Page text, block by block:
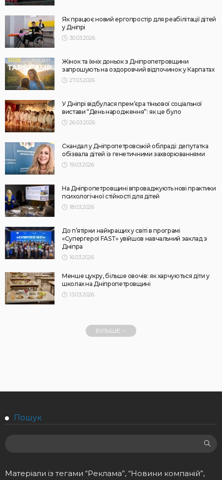
Як працює новий ергопростір для реабілітації дітей
у Дніпрі
30.03.2026
Жінок та їхніх доньок з Дніпропетровщини
запрошують на оздоровчий відпочинок у Карпатах
27.03.2026
У Дніпрі відбулася прем’єра тіньової соціальної
вистави “День народження”: як це було
26.03.2026
Скандал у Дніпропетровській облраді: депутатка
обізвала дітей із генетичними захворюваннями
19.03.2026
На Дніпропетровщині впроваджують нові практики
психологічної стійкості для дітей
18.03.2026
До п’ятірки найкращих у світі в програмі
«Супергерої FAST» увійшов навчальний заклад з
Дніпра
16.03.2026
Менше цукру, більше овочів: як харчуються діти у
школах на Дніпропетровщині
13.03.2026
БІЛЬШЕ
Пошук
Матеріали із тегами “Реклама”, “Новини компаній”,